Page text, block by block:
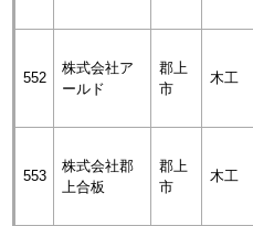
552
株式会社ア
ールド
郡上
市
木工
553
株式会社郡
上合板
郡上
市
木工